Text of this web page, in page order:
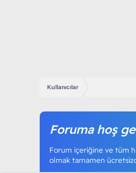
Kullanıcılar
Foruma hoş
Forum içeriğine ve tüm
olmak tamamen